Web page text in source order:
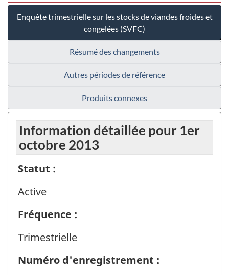
Enquête trimestrielle sur les stocks de viandes froides et
congelées (SVFC)
Résumé des changements
Autres périodes de référence
Produits connexes
Information détaillée pour 1er
octobre 2013
Statut :
Active
Fréquence :
Trimestrielle
Numéro d'enregistrement :